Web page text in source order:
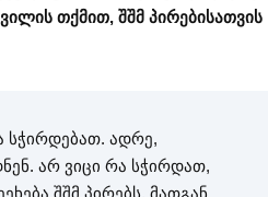
თქმით, შშმ პირებისათვის
სჭირდებათ. ადრე,
არ ვიცი რა სჭირდათ,
შშმ პირებს, მათგან